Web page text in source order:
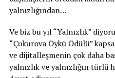
yalnızlığından…
Ve biz bu yıl “Yalnızlık”
“Çukurova Öykü Ödülü”
ve dijitalleşmenin çok daha
yalnızlık ve yalnızlığın türlü